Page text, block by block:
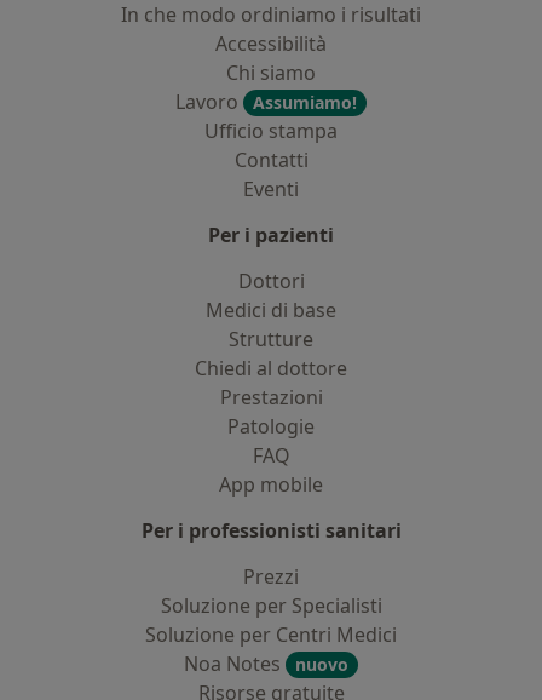
In che modo ordiniamo i risultati
Accessibilità
Chi siamo
Lavoro
Assumiamo!
Ufficio stampa
Contatti
Eventi
Per i pazienti
Dottori
Medici di base
Strutture
Chiedi al dottore
Prestazioni
Patologie
FAQ
App mobile
Per i professionisti sanitari
Prezzi
Soluzione per Specialisti
Soluzione per Centri Medici
Noa Notes
nuovo
Risorse gratuite